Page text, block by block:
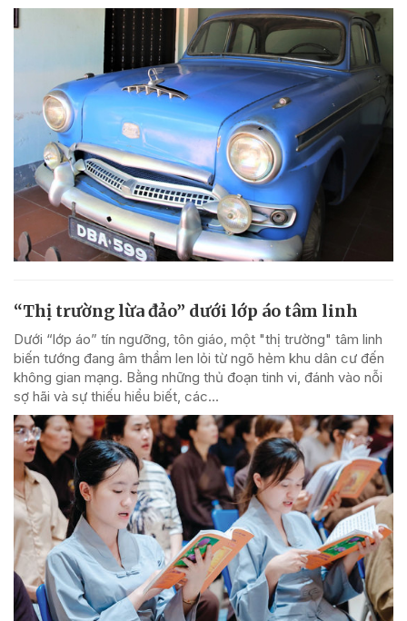
“Thị trường lừa đảo” dưới lớp áo tâm linh
Dưới “lớp áo” tín ngưỡng, tôn giáo, một "thị trường" tâm linh
biến tướng đang âm thầm len lỏi từ ngõ hẻm khu dân cư đến
không gian mạng. Bằng những thủ đoạn tinh vi, đánh vào nỗi
sợ hãi và sự thiếu hiểu biết, các...